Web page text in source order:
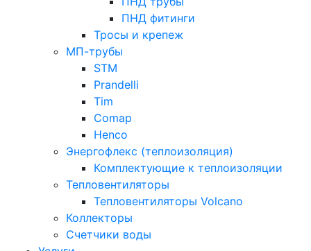
ПНД фитинги
Тросы и крепеж
МП-трубы
STM
Prandelli
Tim
Comap
Henco
Энергофлекс (теплоизоляция)
Комплектующие к теплоизоляции
Тепловентиляторы
Тепловентиляторы Volcano
Коллекторы
Счетчики воды